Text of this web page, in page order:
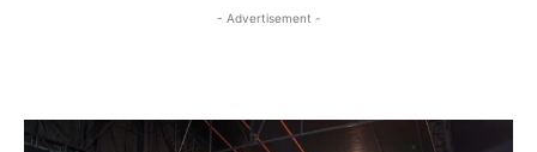
- Advertisement -